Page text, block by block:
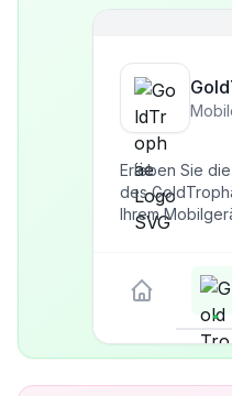
Erleben Sie
des
Ihrem